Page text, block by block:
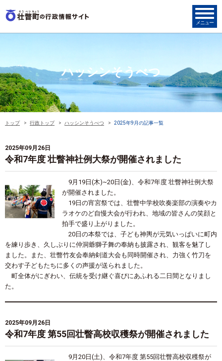
ハッシンそうべつ
トップ 行政トップ ハッシンそうべつ 2025年9月の記事一覧
2025年09月26日
令和7年度 壮瞥神社例大祭が開催されました
9月19日(木)~20日(金)、令和7年度 壮瞥神社例大祭
が開催されました。
19日の宵宮祭では、壮瞥中学校吹奏楽部の演奏やカ
ラオケのど自慢大会が行われ、地域の皆さんの笑顔と
拍手で盛り上がりました。
20日の本祭では、子ども神輿が元気いっぱいに町内
を練り歩き、久しぶりに仲洞爺獅子舞の奉納も披露され、観客を魅了し
ました。また、壮瞥竹友会奉納剣道大会も同時開催され、力強く竹刀を
交わす子どもたちに多くの声援が送られました。
町全体がにぎわい、伝統を受け継ぐ喜びにあふれる二日間となりまし
た。
2025年09月26日
令和7年度 第55回壮瞥高校収穫祭が開催されました
9月20日(土)、令和7年度 第55回壮瞥高校収穫祭が